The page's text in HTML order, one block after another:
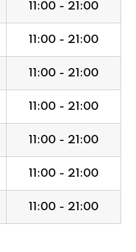
11:00 - 21:00
11:00 - 21:00
11:00 - 21:00
11:00 - 21:00
11:00 - 21:00
11:00 - 21:00
11:00 - 21:00